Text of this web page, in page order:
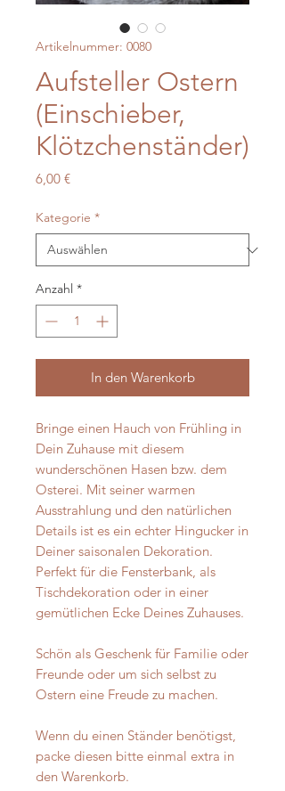
Artikelnummer: 0080
Aufsteller Ostern
(Einschieber,
Klötzchenständer)
6,00 €Preis
Kategorie *
Anzahl *
In den Warenkorb
Bringe einen Hauch von Frühling in
Dein Zuhause mit diesem
wunderschönen Hasen bzw. dem
Osterei. Mit seiner warmen
Ausstrahlung und den natürlichen
Details ist es ein echter Hingucker in
Deiner saisonalen Dekoration.
Perfekt für die Fensterbank, als
Tischdekoration oder in einer
gemütlichen Ecke Deines Zuhauses.
Schön als Geschenk für Familie oder
Freunde oder um sich selbst zu
Ostern eine Freude zu machen.
Wenn du einen Ständer benötigst,
packe diesen bitte einmal extra in
den Warenkorb.